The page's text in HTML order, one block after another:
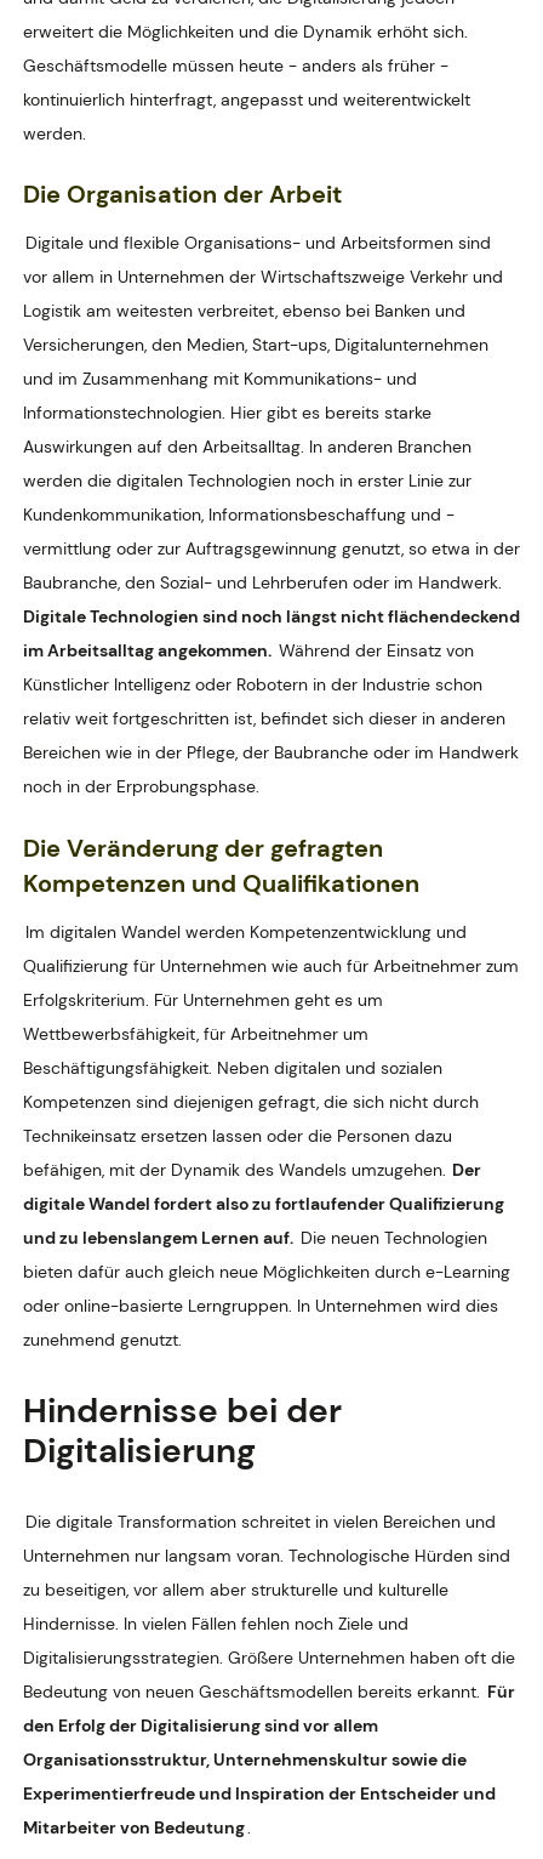
erweitert die Möglichkeiten und die Dynamik erhöht sich.
Geschäftsmodelle müssen heute - anders als früher -
kontinuierlich hinterfragt, angepasst und weiterentwickelt
werden.
Die Organisation der Arbeit
Digitale und flexible Organisations- und Arbeitsformen sind
vor allem in Unternehmen der Wirtschaftszweige Verkehr und
Logistik am weitesten verbreitet, ebenso bei Banken und
Versicherungen, den Medien, Start-ups, Digitalunternehmen
und im Zusammenhang mit Kommunikations- und
Informationstechnologien. Hier gibt es bereits starke
Auswirkungen auf den Arbeitsalltag. In anderen Branchen
werden die digitalen Technologien noch in erster Linie zur
Kundenkommunikation, Informationsbeschaffung und -
vermittlung oder zur Auftragsgewinnung genutzt, so etwa in der
Baubranche, den Sozial- und Lehrberufen oder im Handwerk.
Digitale Technologien sind noch längst nicht flächendeckend
im Arbeitsalltag angekommen. Während der Einsatz von
Künstlicher Intelligenz oder Robotern in der Industrie schon
relativ weit fortgeschritten ist, befindet sich dieser in anderen
Bereichen wie in der Pflege, der Baubranche oder im Handwerk
noch in der Erprobungsphase.
Die Veränderung der gefragten
Kompetenzen und Qualifikationen
Im digitalen Wandel werden Kompetenzentwicklung und
Qualifizierung für Unternehmen wie auch für Arbeitnehmer zum
Erfolgskriterium. Für Unternehmen geht es um
Wettbewerbsfähigkeit, für Arbeitnehmer um
Beschäftigungsfähigkeit. Neben digitalen und sozialen
Kompetenzen sind diejenigen gefragt, die sich nicht durch
Technikeinsatz ersetzen lassen oder die Personen dazu
befähigen, mit der Dynamik des Wandels umzugehen. Der
digitale Wandel fordert also zu fortlaufender Qualifizierung
und zu lebenslangem Lernen auf. Die neuen Technologien
bieten dafür auch gleich neue Möglichkeiten durch e-Learning
oder online-basierte Lerngruppen. In Unternehmen wird dies
zunehmend genutzt.
Hindernisse bei der
Digitalisierung
Die digitale Transformation schreitet in vielen Bereichen und
Unternehmen nur langsam voran. Technologische Hürden sind
zu beseitigen, vor allem aber strukturelle und kulturelle
Hindernisse. In vielen Fällen fehlen noch Ziele und
Digitalisierungsstrategien. Größere Unternehmen haben oft die
Bedeutung von neuen Geschäftsmodellen bereits erkannt. Für
den Erfolg der Digitalisierung sind vor allem
Organisationsstruktur, Unternehmenskultur sowie die
Experimentierfreude und Inspiration der Entscheider und
Mitarbeiter von Bedeutung.